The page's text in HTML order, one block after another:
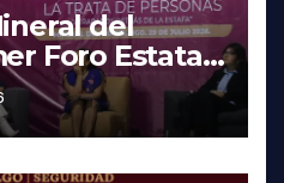
del
Foro Estatal
de Personas